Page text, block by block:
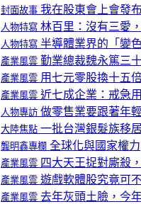
封面故事 我在股東會上會發
人物特寫 林百里：沒有三愛
人物特寫 半導體業界的「變色
產業風雲 勤業總裁魏永篤三
產業風雲 用七元零股換十五
產業風雲 近七成企業：戒急
人物專訪 做零售業要跟著年
大陸焦點 一批台灣銀髮族移
龔明鑫專欄 全球化與國家權力
產業風雲 四大天王捉對廝殺
產業風雲 遊戲軟體股究竟可
產業風雲 去年灰頭土臉，今